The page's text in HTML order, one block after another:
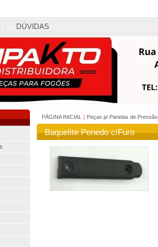
DÚVIDAS
PÁGINA INICIAL | Peças p/ Panelas de Pressão
Baquelite Penedo c/Furo